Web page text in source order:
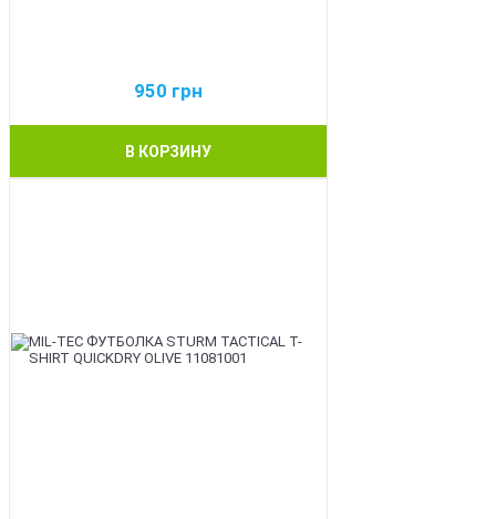
950 грн
В КОРЗИНУ